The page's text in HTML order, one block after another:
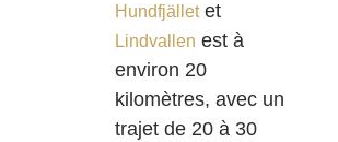
Hundfjälletet
Lindvallen est à
environ 20
kilomètres, avec un
trajet de 20 à 30